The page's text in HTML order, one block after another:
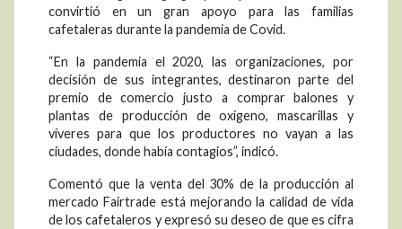
convirtió en un gran apoyo para las familias
cafetaleras durante la pandemia de Covid.
“En la pandemia el 2020, las organizaciones, por
decisión de sus integrantes, destinaron parte del
premio de comercio justo a comprar balones y
plantas de producción de oxígeno, mascarillas y
víveres para que los productores no vayan a las
ciudades, donde había contagios”, indicó.
Comentó que la venta del 30% de la producción al
mercado Fairtrade está mejorando la calidad de vida
de los cafetaleros y expresó su deseo de que es cifra